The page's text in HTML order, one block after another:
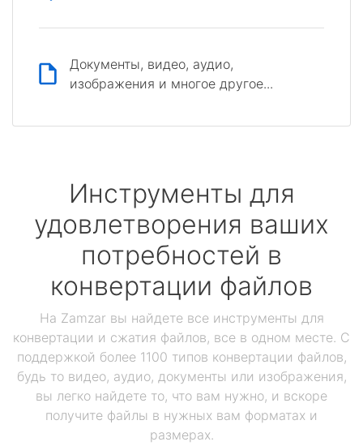
Документы, видео, аудио,
изображения и многое другое...
Инструменты для
удовлетворения ваших
потребностей в
конвертации файлов
На Zamzar вы найдете все инструменты для
конвертации и сжатия файлов, все в одном месте. С
поддержкой более 1100 типов конвертации файлов,
будь то видео, аудио, документы или изображения,
вы легко найдете то, что вам нужно, и вскоре
получите файлы в нужных вам форматах и
размерах.